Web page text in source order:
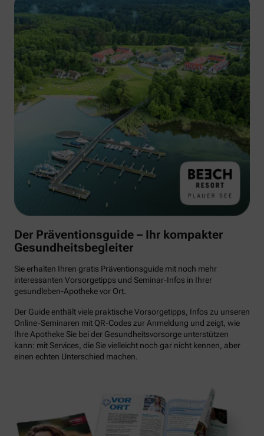
Der Präventionsguide – Ihr kompakter
Gesundheitsbegleiter
Sie erhalten Ihren gratis Präventionsguide mit noch mehr
interessanten Vorsorgetipps und Seminar-Infos in Ihrer
gesundleben-Apotheke vor Ort.
Der Guide enthält viele praktische Vorsorgetipps, Infos zu unseren
Online-Seminaren mit QR-Codes zur Anmeldung und zeigt, wie
Ihre Apotheke Sie bei der Gesundheitsvorsorge unterstützen
kann: mit Services, die Sie vielleicht noch gar nicht kennen, aber
einen echten Unterschied machen.